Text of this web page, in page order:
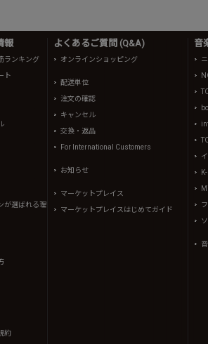
報
ランキング
ト
が選ばれる理
約
よくあるご質問 (Q&A)
オンラインショッピング
配送単位
注文の確認
キャンセル
交換・返品
For International Customers
お知らせ
マーケットプレイス
マーケットプレイスはじめてガイド
音